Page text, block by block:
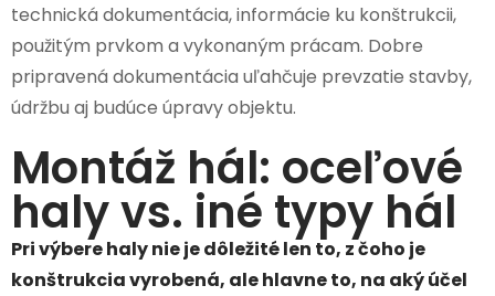
technická dokumentácia, informácie ku konštrukcii,
použitým prvkom a vykonaným prácam. Dobre
pripravená dokumentácia uľahčuje prevzatie stavby,
údržbu aj budúce úpravy objektu.
Montáž hál: oceľové
haly vs. iné typy hál
Pri výbere haly nie je dôležité len to, z čoho je
konštrukcia vyrobená, ale hlavne to, na aký účel